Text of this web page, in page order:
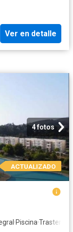
Ver en detalle
4 fotos
ACTUALIZADO
·Piscina·Trastero